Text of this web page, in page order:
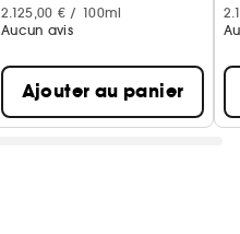
2.125,00 € / 100ml
Aucun avis
Ajouter au panier